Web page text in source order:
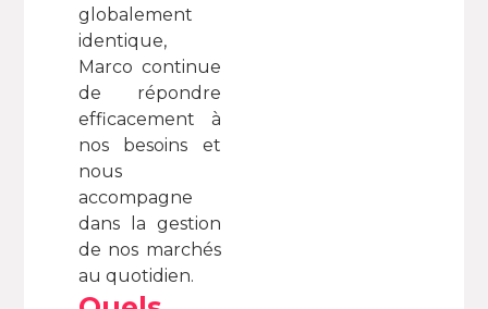
globalement
identique,
Marco continue
de répondre
efficacement à
nos besoins et
nous
accompagne
dans la gestion
de nos marchés
au quotidien.